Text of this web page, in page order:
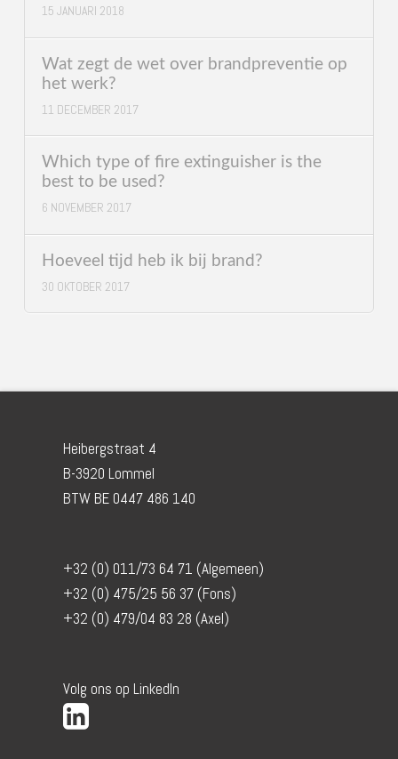
15 JANUARI 2018
Wat zegt de wet over brandpreventie op
het werk?
11 DECEMBER 2017
Which type of fire extinguisher is the
best to be used?
6 NOVEMBER 2017
Hoeveel tijd heb ik bij brand?
30 OKTOBER 2017
Heibergstraat 4
B-3920 Lommel
BTW BE 0447 486 140
+32 (0) 011/73 64 71 (Algemeen)
+32 (0) 475/25 56 37 (Fons)
+32 (0) 479/04 83 28 (Axel)
Volg ons op LinkedIn